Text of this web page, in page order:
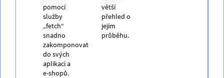
pomocí
služby
„fetch“
snadno
zakomponovat
do svých
aplikací a
e-shopů.
větší
přehled o
jejím
průběhu.